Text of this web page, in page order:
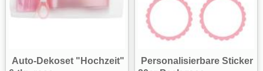
Auto-Dekoset "Hochzeit"
Personalisierbare Sticker